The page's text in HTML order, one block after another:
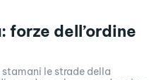
forze dell’ordine
le strade della